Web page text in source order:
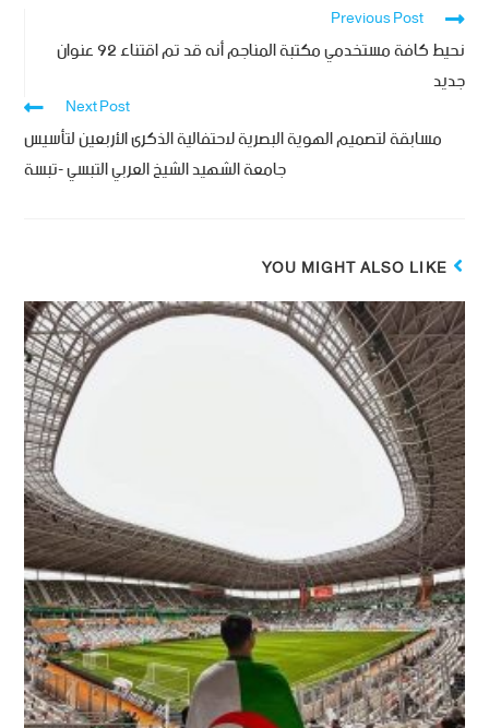
Previous Post
نحيط كافة مستخدمي مكتبة المناجم أنه قد تم اقتناء 92 عنوان
جديد
Next Post
مسابقة لتصميم الهوية البصرية لاحتفالية الذكرى الأربعين لتأسيس
جامعة الشهيد الشيخ العربي التبسي -تبسة
YOU MIGHT ALSO LIKE